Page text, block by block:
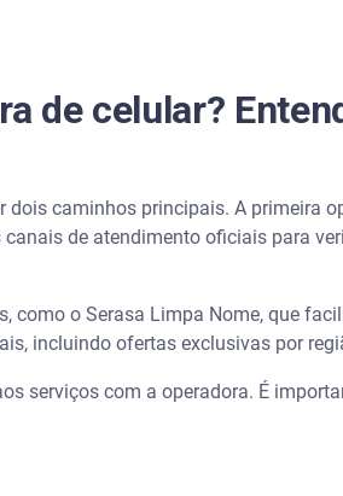
de celular?
dois caminhos principais. A primeira
de atendimento oficiais para
como o Serasa Limpa Nome, que
incluindo ofertas exclusivas por
serviços com a operadora. É